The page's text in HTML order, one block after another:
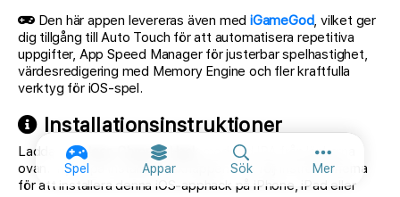
Spel Appar Sök Mer
Fler
Den här appen levereras även mediGameGod, vilket ger
dig tillgång till Auto Touch för att automatisera repetitiva
uppgifter, App Speed Manager för justerbar spelhastighet,
värdesredigering med Memory Engine och fler kraftfulla
verktyg för iOS-spel.
Installationsinstruktioner
Ladda nerNeon Chrome Hack
modded IPA från länkarna
ovan. Tryck på installationsknappen och följ instruktionerna
för att installera denna iOS-apphack på iPhone, iPad eller